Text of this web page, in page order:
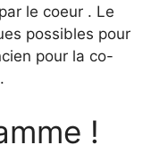
le coeur . Le
possibles pour
pour la co-
!